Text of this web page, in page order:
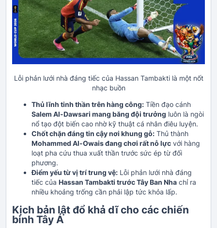
Lỗi phản lưới nhà đáng tiếc của Hassan Tambakti là một nốt
nhạc buồn
Thủ lĩnh tinh thần trên hàng công: Tiền đạo cánh
Salem Al-Dawsari mang băng đội trưởng luôn là ngòi
nổ tạo đột biến cao nhờ kỹ thuật cá nhân điêu luyện.
Chốt chặn đáng tin cậy nơi khung gỗ: Thủ thành
Mohammed Al-Owais đang chơi rất nỗ lực với hàng
loạt pha cứu thua xuất thần trước sức ép từ đối
phương.
Điểm yếu từ vị trí trung vệ: Lỗi phản lưới nhà đáng
tiếc của Hassan Tambakti trước Tây Ban Nha chỉ ra
nhiều khoảng trống cần phải lập tức khỏa lấp.
Kịch bản lật đổ khả dĩ cho các chiến
binh Tây Á